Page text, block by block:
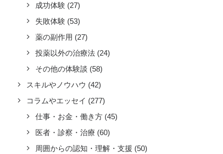
成功体験 (27)
失敗体験 (53)
薬の副作用 (27)
投薬以外の治療法 (24)
その他の体験談 (58)
スキルやノウハウ (42)
コラムやエッセイ (277)
仕事・お金・働き方 (45)
医者・診察・治療 (60)
周囲からの認知・理解・支援 (50)